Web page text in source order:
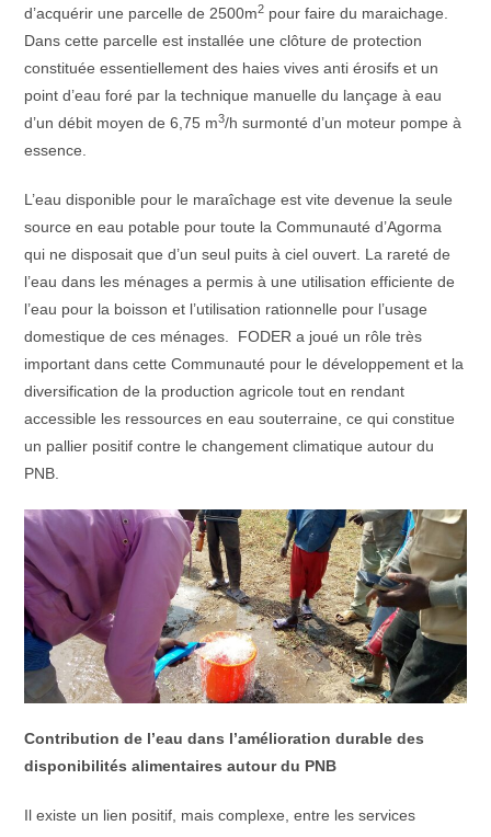
d’acquérir une parcelle de 2500m2 pour faire du maraichage.
Dans cette parcelle est installée une clôture de protection
constituée essentiellement des haies vives anti érosifs et un
point d’eau foré par la technique manuelle du lançage à eau
d’un débit moyen de 6,75 m3/h surmonté d’un moteur pompe à
essence.
L’eau disponible pour le maraîchage est vite devenue la seule
source en eau potable pour toute la Communauté d’Agorma
qui ne disposait que d’un seul puits à ciel ouvert. La rareté de
l’eau dans les ménages a permis à une utilisation efficiente de
l’eau pour la boisson et l’utilisation rationnelle pour l’usage
domestique de ces ménages. FODER a joué un rôle très
important dans cette Communauté pour le développement et la
diversification de la production agricole tout en rendant
accessible les ressources en eau souterraine, ce qui constitue
un pallier positif contre le changement climatique autour du
PNB.
Contribution de l’eau dans l’amélioration durable des
disponibilités alimentaires autour du PNB
Il existe un lien positif, mais complexe, entre les services